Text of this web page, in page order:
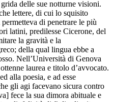
delle sue notturne visioni.
lettere, di cui lo squisito
di penetrare le più
latini, predilesse Cicerone, del
la gravità e la
della qual lingua ebbe a
Nell’Università di Genova
laurea e titolo d’avvocato.
alla poesia, e ad esse
gli agi facevano sicura contro
fece la sua dimora abituale e